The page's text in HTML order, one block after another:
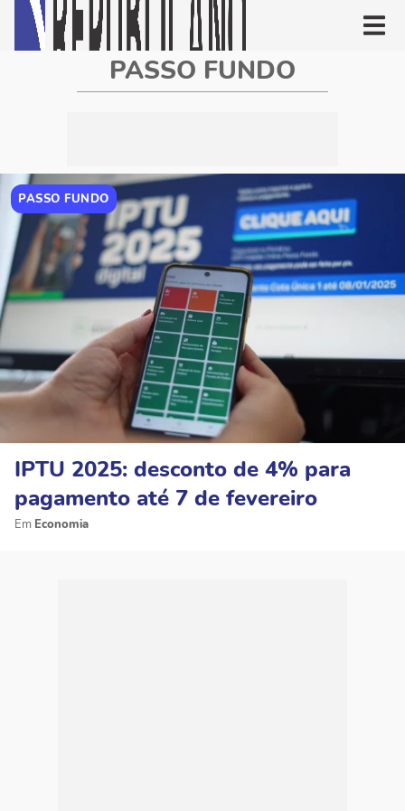
PASSO FUNDO
PASSO FUNDO
IPTU 2025: desconto de 4% para
pagamento até 7 de fevereiro
Economia